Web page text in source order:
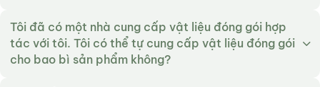
Tôi đã có một nhà cung cấp vật liệu đóng gói hợp
tác với tôi. Tôi có thể tự cung cấp vật liệu đóng gói
cho bao bì sản phẩm không?